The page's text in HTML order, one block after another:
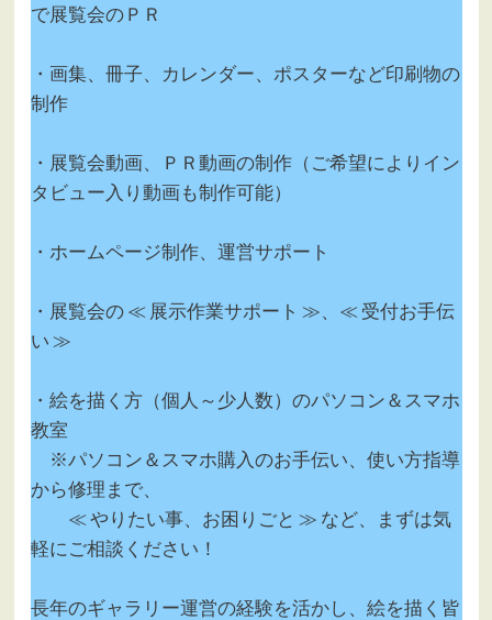
で展覧会のＰＲ
・画集、冊子、カレンダー、ポスターなど印刷物の
制作
・展覧会動画、ＰＲ動画の制作（ご希望によりイン
タビュー入り動画も制作可能）
・ホームページ制作、運営サポート
・展覧会の ≪ 展示作業サポート ≫、≪ 受付お手伝
い ≫
・絵を描く方（個人～少人数）のパソコン＆スマホ
教室
※パソコン＆スマホ購入のお手伝い、使い方指導
から修理まで、
≪ やりたい事、お困りごと ≫ など、まずは気
軽にご相談ください！
長年のギャラリー運営の経験を活かし、絵を描く皆